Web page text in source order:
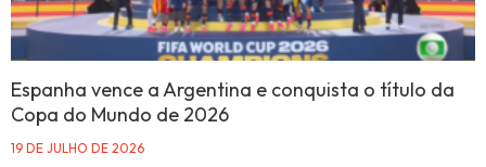
Espanha vence a Argentina e conquista o título da
Copa do Mundo de 2026
19 DE JULHO DE 2026